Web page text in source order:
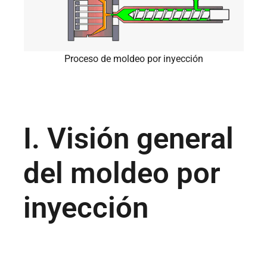
Proceso de moldeo por inyección
I. Visión general
del moldeo por
inyección